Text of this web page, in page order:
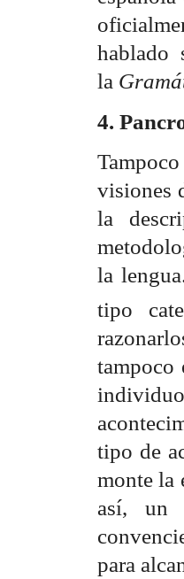
hablado
la
4.
visiones
la
la
tipo
tampoco
tipo de
monte la
así, un
para